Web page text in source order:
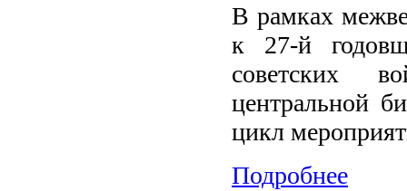
В рамках
к 27-й
советских
центральной
цикл
Подробнее